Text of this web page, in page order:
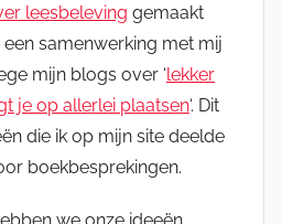
leesbeleving gemaakt
een samenwerking met mij
mijn blogs over ‘lekker
je op allerlei plaatsen‘. Dit
die ik op mijn site deelde
boekbesprekingen.
we onze ideeën